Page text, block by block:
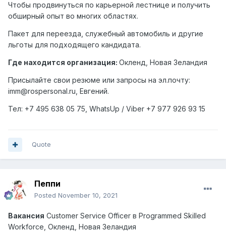
Чтобы продвинуться по карьерной лестнице и получить
обширный опыт во многих областях.
Пакет для переезда, служебный автомобиль и другие
льготы для подходящего кандидата.
Где находится организация: Окленд, Новая Зеландия
Присылайте свои резюме или запросы на эл.почту:
imm@rospersonal.ru, Евгений.
Тел: +7 495 638 05 75, WhatsUp / Viber +7 977 926 93 15
Quote
Пеппи
Posted November 10, 2021
Вакансия Customer Service Officer в Programmed Skilled
Workforce, Окленд Новая Зеландия